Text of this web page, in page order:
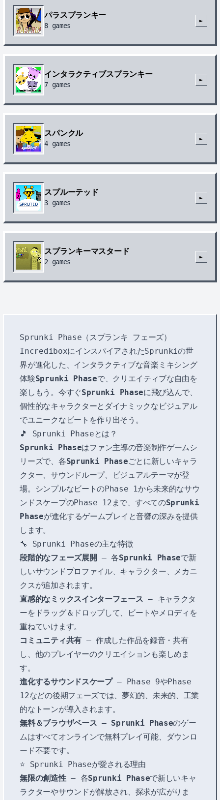
パラスプランキー
8 games
►
インタラクティブスプランキー
7 games
►
スパンクル
4 games
►
スプルーテッド
3 games
►
スプランキーマスタード
2 games
►
Sprunki Phase（スプランキ フェーズ）
IncrediboxにインスパイアされたSprunkiの世
界が進化した、インタラクティブな音楽ミキシング
体験Sprunki Phaseで、クリエイティブな自由を
楽しもう。今すぐSprunki Phaseに飛び込んで、
個性的なキャラクターとダイナミックなビジュアル
でユニークなビートを作り出そう。
🎵 Sprunki Phaseとは？
Sprunki Phaseはファン主導の音楽制作ゲームシ
リーズで、各Sprunki Phaseごとに新しいキャラ
クター、サウンドループ、ビジュアルテーマが登
場。シンプルなビートのPhase 1から未来的なサウ
ンドスケープのPhase 12まで、すべてのSprunki
Phaseが進化するゲームプレイと音響の深みを提供
します。
🔧 Sprunki Phaseの主な特徴
段階的なフェーズ展開 – 各Sprunki Phaseで新
しいサウンドプロファイル、キャラクター、メカニ
クスが追加されます。
直感的なミックスインターフェース – キャラクタ
ーをドラッグ＆ドロップして、ビートやメロディを
重ねていけます。
コミュニティ共有– 作成した作品を録音・共有
し、他のプレイヤーのクリエイションも楽しめま
す。
進化するサウンドスケープ– Phase 9やPhase
12などの後期フェーズでは、夢幻的、未来的、工業
的なトーンが導入されます。
無料＆ブラウザベース – Sprunki Phaseのゲー
ムはすべてオンラインで無料プレイ可能、ダウンロ
ード不要です。
⭐ Sprunki Phaseが愛される理由
無限の創造性– 各Sprunki Phaseで新しいキャ
ラクターやサウンドが解放され、探求が広がりま